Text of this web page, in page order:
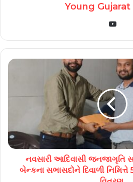
Young
નવસારી આદિવાસી જનજાગૃતિ
બેન્કના સભાસદોને દિવાળી